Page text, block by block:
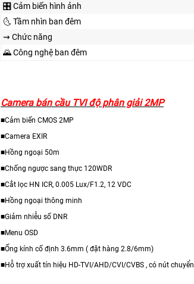
🎛 Cảm biến hình ảnh
🌜 Tầm nhìn ban đêm
⇝ Chức năng
🌄 Công nghệ ban đêm
Camera bán cầu TVI độ phân giải 2MP
■Cảm biến CMOS 2MP
■Camera EXIR
■Hồng ngoại 50m
■Chống ngược sang thực 120WDR
■Cắt lọc HN ICR, 0.005 Lux/F1.2, 12 VDC
■Hồng ngoại thông minh
■Giảm nhiễu số DNR
■Menu OSD
■Ống kính cố định 3.6mm ( đặt hàng 2.8/6mm)
■Hỗ trợ xuất tín hiệu HD-TVI/AHD/CVI/CVBS , có nút chuyển